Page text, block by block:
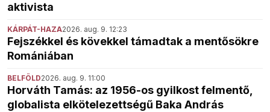
aktivista
KÁRPÁT-HAZA2026. aug. 9. 12:23
Fejszékkel és kövekkel támadtak a mentősökre
Romániában
BELFÖLD2026. aug. 9. 11:00
Horváth Tamás: az 1956-os gyilkost felmentő,
globalista elkötelezettségű Baka András